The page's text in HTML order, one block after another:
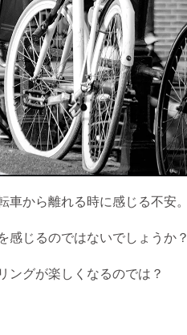
から離れる時に感じる不安。
感じるのではないでしょうか？
ングが楽しくなるのでは？